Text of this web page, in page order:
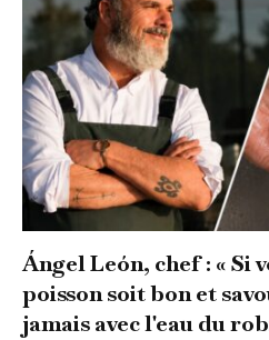
Ángel León, chef : « Si
poisson soit bon et
jamais avec l'eau du